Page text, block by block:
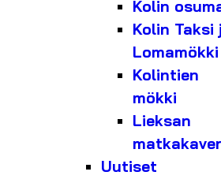
Kolin
Kolin Taksi
Lomamökki
Kolintien
mökki
Lieksan
Uutiset